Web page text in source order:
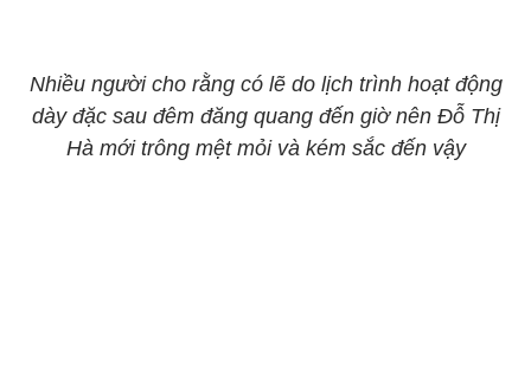
Nhiều người cho rằng có lẽ do lịch trình hoạt động
dày đặc sau đêm đăng quang đến giờ nên Đỗ Thị
Hà mới trông mệt mỏi và kém sắc đến vậy